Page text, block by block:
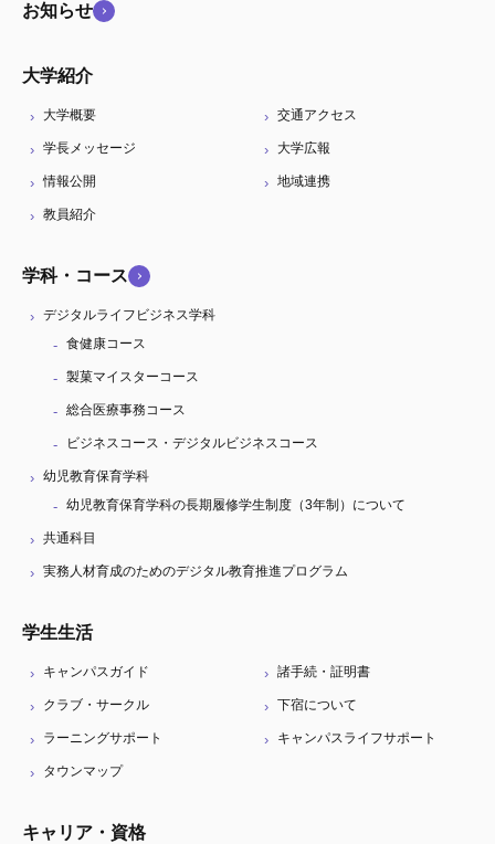
お知らせ
大学紹介
大学概要 交通アクセス
学長メッセージ 大学広報
情報公開 地域連携
教員紹介
学科・コース
デジタルライフビジネス学科
食健康コース
製菓マイスターコース
総合医療事務コース
ビジネスコース・デジタルビジネスコース
幼児教育保育学科
幼児教育保育学科の長期履修学生制度（3年制）について
共通科目
実務人材育成のためのデジタル教育推進プログラム
学生生活
キャンパスガイド 諸手続・証明書
クラブ・サークル 下宿について
ラーニングサポート キャンパスライフサポート
タウンマップ
キャリア・資格